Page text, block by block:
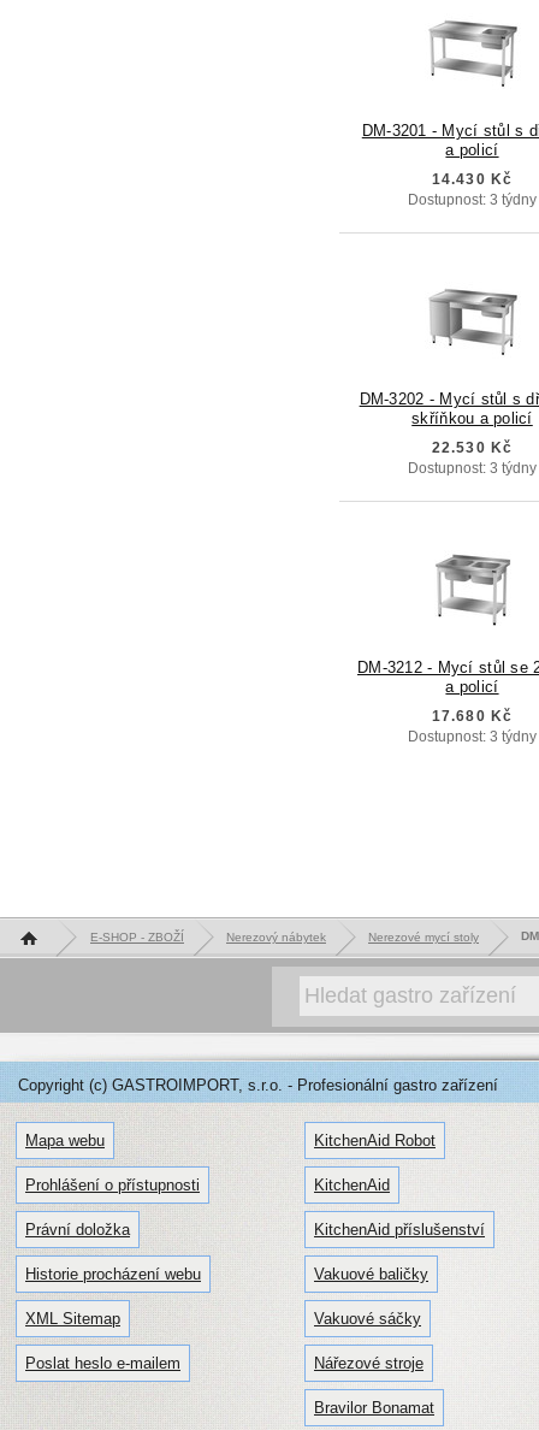
DM-3201 - Mycí stůl s
a policí
14.430 Kč
Dostupnost: 3 týdny
DM-3202 - Mycí stůl s
skříňkou a policí
22.530 Kč
Dostupnost: 3 týdny
DM-3212 - Mycí stůl se
a policí
17.680 Kč
Dostupnost: 3 týdny
Hlavní stránka E-SHOP - ZBOŽÍ Nerezový nábytek Nerezové mycí stoly
Copyright (c) GASTROIMPORT, s.r.o. - Profesionální gastro zařízení
Mapa webu
Prohlášení o přístupnosti
Právní doložka
Historie procházení webu
XML Sitemap
Poslat heslo e-mailem
KitchenAid Robot
KitchenAid
KitchenAid příslušenství
Vakuové baličky
Vakuové sáčky
Nářezové stroje
Bravilor Bonamat